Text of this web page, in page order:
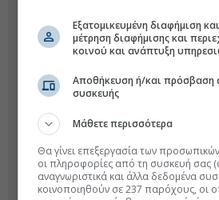
Εξατομικευμένη διαφήμιση
μέτρηση διαφήμισης και
κοινού και ανάπτυξη
Αποθήκευση ή/και πρόσβαση
συσκευής
Μάθετε περισσότερα
Θα γίνει επεξεργασία των
οι πληροφορίες από τη συσκευή σας
αναγνωριστικά και άλλα δεδομένα
κοινοποιηθούν σε 237 παρόχους, οι